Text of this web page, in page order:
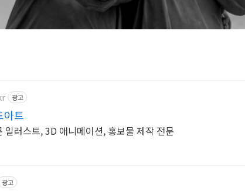
광고
아트
일러스트, 3D 애니메이션, 홍보물 제작 전문
광고